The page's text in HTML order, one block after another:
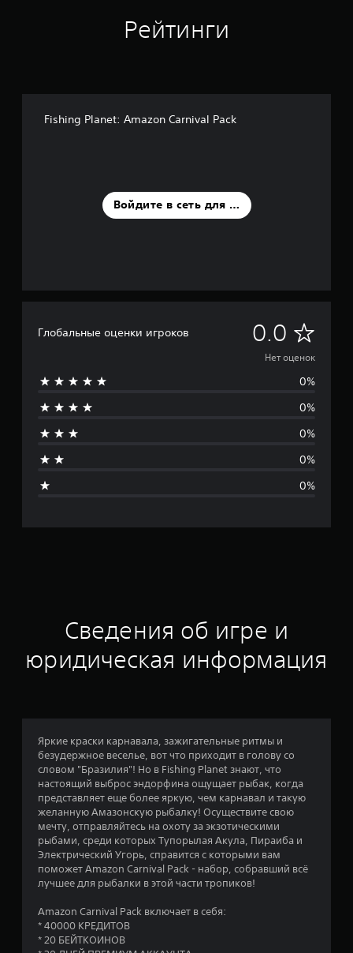
Рейтинги
Fishing Planet: Amazon Carnival Pack
Войдите в сеть для оценки
Глобальные оценки игроков 0.0 Н
е
о
о
Нет оценок
0%
0%
0%
0%
0%
Сведения об игре и
юридическая информация
Яркие краски карнавала, зажигательные ритмы и
безудержное веселье, вот что приходит в голову со
словом "Бразилия"! Но в Fishing Planet знают, что
настоящий выброс эндорфина ощущает рыбак, когда
представляет еще более яркую, чем карнавал и такую
желанную Амазонскую рыбалку! Осуществите свою
мечту, отправляйтесь на охоту за экзотическими
рыбами, среди которых Тупорылая Акула, Пираиба и
Электрический Угорь, справится с которыми вам
поможет Amazon Carnival Pack - набор, собравший всё
лучшее для рыбалки в этой части тропиков!
Amazon Carnival Pack включает в себя:
* 40000 КРЕДИТОВ
* 20 БЕЙТКОИНОВ